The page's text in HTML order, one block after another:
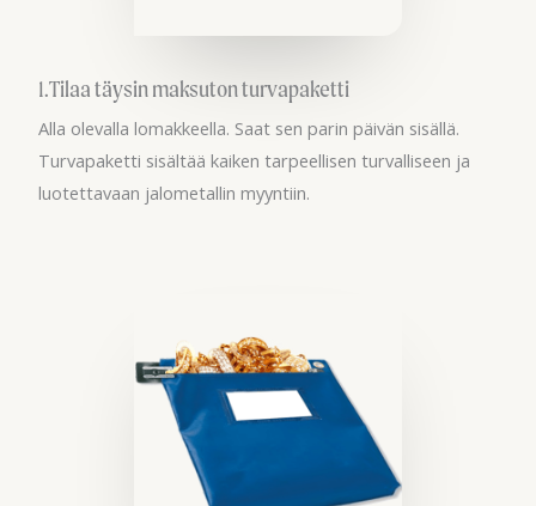
1.Tilaa täysin maksuton turvapaketti
Alla olevalla lomakkeella. Saat sen parin päivän sisällä.
Turvapaketti sisältää kaiken tarpeellisen turvalliseen ja
luotettavaan jalometallin myyntiin.